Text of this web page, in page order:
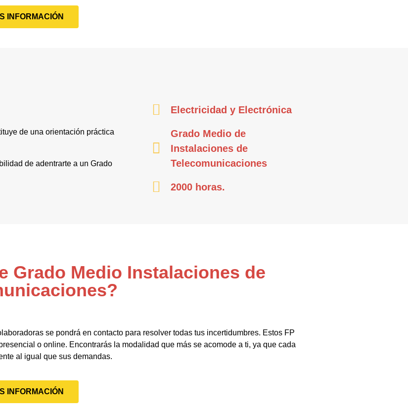
INFORMACIÓN
de una orientación práctica
de adentrarte a un Grado
Electricidad y Electrónica
Grado Medio de
Instalaciones de
Telecomunicaciones
2000 horas.
Grado Medio Instalaciones de
se pondrá en contacto para resolver todas tus incertidumbres. Estos FP
o online. Encontrarás la modalidad que más se acomode a ti, ya que cada
al igual que sus demandas.
INFORMACIÓN